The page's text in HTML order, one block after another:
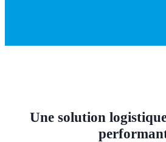
Une solution